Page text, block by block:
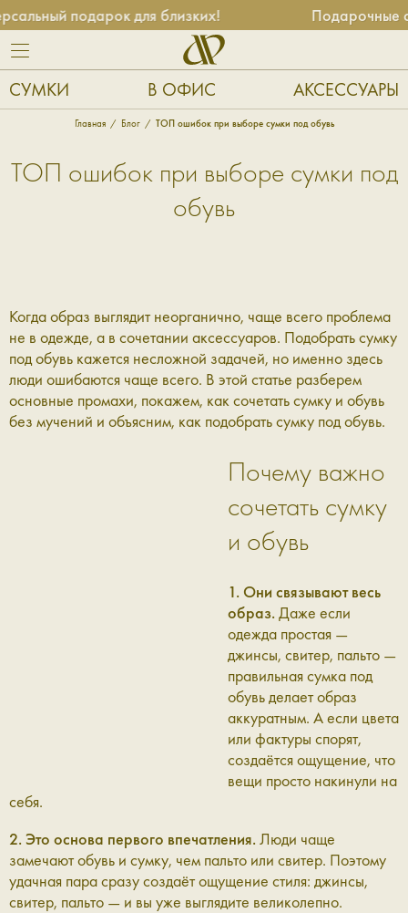
подарок для близких! Подарочные
СУМКИ В ОФИС АКСЕССУАРЫ
Главная Блог ТОП ошибок при выборе сумки под обувь
ТОП ошибок при выборе сумки под
обувь
Когда образ выглядит неорганично, чаще всего проблема
не в одежде, а в сочетании аксессуаров. Подобрать сумку
под обувь кажется несложной задачей, но именно здесь
люди ошибаются чаще всего. В этой статье разберем
основные промахи, покажем, как сочетать сумку и обувь
без мучений и объясним, как подобрать сумку под обувь.
Почему важно
сочетать сумку
и обувь
1. Они связывают весь
образ.Даже если
одежда простая —
джинсы, свитер, пальто —
правильная сумка под
обувь делает образ
аккуратным. А если цвета
или фактуры спорят,
создаётся ощущение, что
вещи просто накинули на
себя.
2. Это основа первого впечатления.Люди чаще
замечают обувь и сумку, чем пальто или свитер. Поэтому
удачная пара сразу создаёт ощущение стиля: джинсы,
свитер, пальто — и вы уже выглядите великолепно.